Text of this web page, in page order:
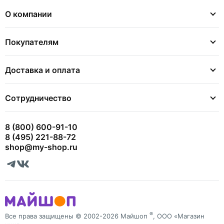
О компании
Покупателям
Доставка и оплата
Сотрудничество
8 (800) 600-91-10
8 (495) 221-88-72
shop@my-shop.ru
Все права защищены © 2002-2026 Майшоп ®, ООО «Магазин